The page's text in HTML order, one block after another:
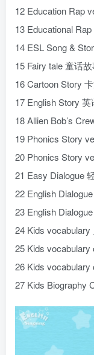
12 Education Rap
13 Educational
14 ESL Song &
15 Fairy tale 童话
16 Cartoon Story
17 English Story
18 Allien Bob’s
19 Phonics Story
20 Phonics Story
21 Easy Dialogue
22 English
23 English
24 Kids vocabulary
25 Kids vocabulary
26 Kids vocabulary
27 Kids Biography